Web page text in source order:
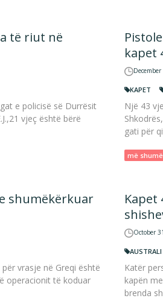
të riut në
e policisë së Durrësit
vjeç është bërë
kapet
KAPET
Një 43
gati për
më
shumëkërkuar
vrasje në Greqi është
operacionit të koduar
Kapet
October
AUSTRALI
Katër
kapën
brenda